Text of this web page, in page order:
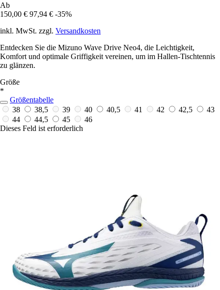
Ab
150,00 € 97,94 € -35%
inkl. MwSt. zzgl. Versandkosten
Entdecken Sie die Mizuno Wave Drive Neo4, die Leichtigkeit,
Komfort und optimale Griffigkeit vereinen, um im Hallen-Tischtennis
zu glänzen.
Größe
*
Größentabelle
38
38,5 39 40 40,5 41 42 42,5
43
44
44,5 45
46
Dieses Feld ist erforderlich